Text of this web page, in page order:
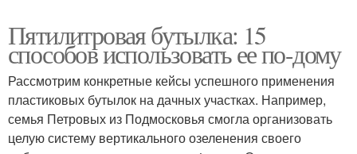
Пятилитровая бутылка: 15
способов использовать ее по-дому
Рассмотрим конкретные кейсы успешного применения
пластиковых бутылок на дачных участках. Например,
семья Петровых из Подмосковья смогла организовать
целую систему вертикального озеленения своего